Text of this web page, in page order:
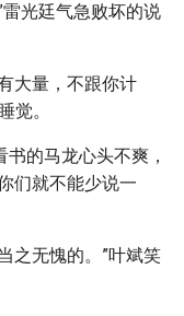
光廷气急败坏的说
大量，不跟你计
觉。
的马龙心头不爽，
们就不能少说一
之无愧的。”叶斌笑